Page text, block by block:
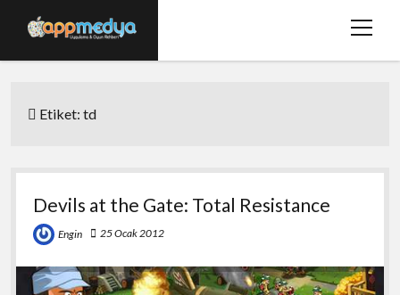
menüyü
Hakkımızda
twitterfacebook
Etiket:td
Devils at the Gate: Total Resistance
Engin 25 Ocak 2012